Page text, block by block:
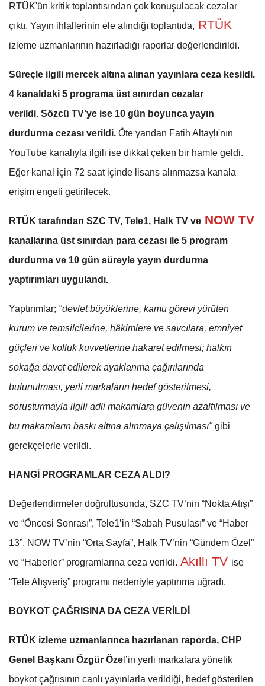
RTÜK'ün kritik toplantısından çok konuşulacak cezalar
çıktı. Yayın ihlallerinin ele alındığı toplantıda, RTÜK
izleme uzmanlarının hazırladığı raporlar değerlendirildi.
Süreçle ilgili mercek altına alınan yayınlara ceza kesildi.
4 kanaldaki 5 programa üst sınırdan cezalar
verildi. Sözcü TV'ye ise 10 gün boyunca yayın
durdurma cezası verildi. Öte yandan Fatih Altaylı'nın
YouTube kanalıyla ilgili ise dikkat çeken bir hamle geldi.
Eğer kanal için 72 saat içinde lisans alınmazsa kanala
erişim engeli getirilecek.
RTÜK tarafından SZC TV, Tele1, Halk TV ve NOW TV
kanallarına üst sınırdan para cezası ile 5 program
durdurma ve 10 gün süreyle yayın durdurma
yaptırımları uygulandı.
Yaptırımlar; "devlet büyüklerine, kamu görevi yürüten
kurum ve temsilcilerine, hâkimlere ve savcılara, emniyet
güçleri ve kolluk kuvvetlerine hakaret edilmesi; halkın
sokağa davet edilerek ayaklanma çağırılarında
bulunulması, yerli markaların hedef gösterilmesi,
soruşturmayla ilgili adli makamlara güvenin azaltılması ve
bu makamların baskı altına alınmaya çalışılması"gibi
gerekçelerle verildi.
HANGİ PROGRAMLAR CEZA ALDI?
Değerlendirmeler doğrultusunda, SZC TV’nin “Nokta Atışı”
ve “Öncesi Sonrası”, Tele1’in “Sabah Pusulası” ve “Haber
13”, NOW TV’nin “Orta Sayfa”, Halk TV’nin “Gündem Özel”
ve “Haberler” programlarına ceza verildi. Akıllı TV ise
“Tele Alışveriş” programı nedeniyle yaptırıma uğradı.
BOYKOT ÇAĞRISINA DA CEZA VERİLDİ
RTÜK izleme uzmanlarınca hazırlanan raporda, CHP
Genel Başkanı Özgür Öze l’in yerli markalara yönelik
boykot çağrısının canlı yayınlarla verildiği, hedef gösterilen